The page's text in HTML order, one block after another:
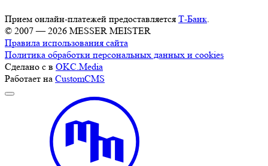
Прием онлайн-платежей предоставляется Т-Банк
© 2007 — 2026 MESSER MEISTER
Правила использования сайта
Политика обработки персональных данных и cookies
Сделано с в OKC.Media
Работает на CustomCMS